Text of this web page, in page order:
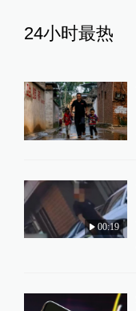
24小时最热
00:19